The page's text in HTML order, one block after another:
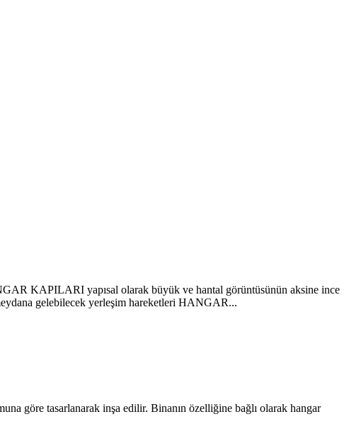
KAPILARI yapısal olarak büyük ve hantal görüntüsünün aksine ince
gelebilecek yerleşim hareketleri HANGAR...
göre tasarlanarak inşa edilir. Binanın özelliğine bağlı olarak hangar